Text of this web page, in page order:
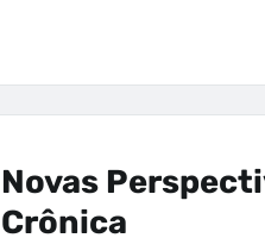
Novas
Crônica